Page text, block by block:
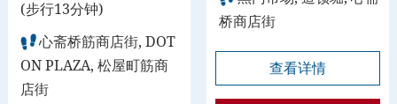
(步行13分钟)
心斋桥筋商店街, DOT
ON PLAZA, 松屋町筋商
店街
桥商店街
查看详情